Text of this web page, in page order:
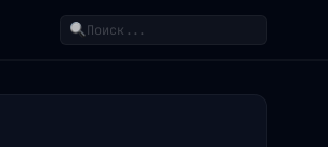
Поиск